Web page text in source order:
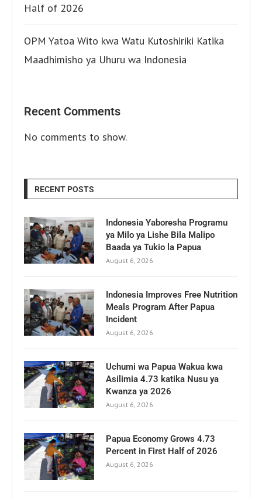
Half of 2026
OPM Yatoa Wito kwa Watu Kutoshiriki Katika
Maadhimisho ya Uhuru wa Indonesia
Recent Comments
No comments to show.
RECENT POSTS
Indonesia Yaboresha Programu
ya Milo ya Lishe Bila Malipo
Baada ya Tukio la Papua
August 6, 2026
Indonesia Improves Free Nutrition
Meals Program After Papua
Incident
August 6, 2026
Uchumi wa Papua Wakua kwa
Asilimia 4.73 katika Nusu ya
Kwanza ya 2026
August 6, 2026
Papua Economy Grows 4.73
Percent in First Half of 2026
August 6, 2026